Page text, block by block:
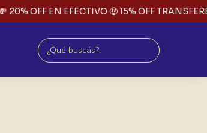
20% OFF EN EFECTIVO 🤑 15% OFF